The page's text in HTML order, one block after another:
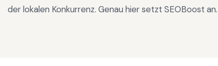
der lokalen Konkurrenz. Genau hier setzt SEOBoost an.